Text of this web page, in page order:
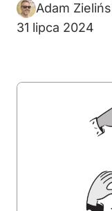
Adam
31 lipca 2024